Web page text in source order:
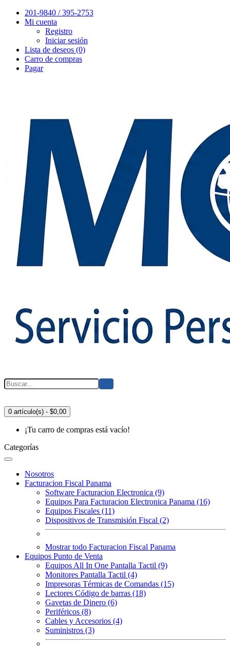
201-9840 / 395-2753
Mi cuenta
Registro
Iniciar sesión
Lista de deseos (0)
Carro de compras
Pagar
0 artículo(s) - $0,00
¡Tu carro de compras está vacío!
Categorías
Nosotros
Facturacion Fiscal Panama
Software Facturacion Electronica (9)
Equipos Para Facturacion Electronica Panama (16)
Equipos Fiscales (11)
Dispositivos de Transmisión Fiscal (2)
Mostrar todo Facturacion Fiscal Panama
Equipos Punto de Venta
Equipos All In One Pantalla Tactil (9)
Monitores Pantalla Tactil (4)
Impresoras Térmicas de Comandas (15)
Lectores Código de barras (18)
Gavetas de Dinero (6)
Periféricos (8)
Cables y Accesorios (4)
Suministros (3)